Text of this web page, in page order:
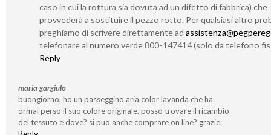
caso in cui la rottura sia dovuta ad un difetto di fabbrica) che
provvederà a sostituire il pezzo rotto. Per qualsiasi altro
preghiamo di scrivere direttamente ad
telefonare al numero verde 800-147414 (solo da telefono
Reply
maria gargiulo
buongiorno, ho un passeggino aria color lavanda che ha
ormai perso il suo colore originale. posso trovare il ricambio
del tessuto e dove? si puo anche comprare on line? grazie.